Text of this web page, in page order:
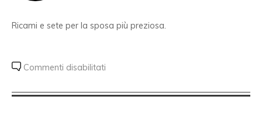
Ricami e sete per la sposa più preziosa.
Commenti disabilitati